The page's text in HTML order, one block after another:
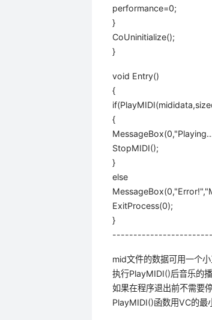
performance=0;
}
CoUninitialize();
}
void Entry()
{
{
StopMIDI();
}
else
ExitProcess(0);
}
mid文件的数据可用一个
执行PlayMIDI()后音乐的
如果在程序退出前不需要
PlayMIDI()函数用VC的最